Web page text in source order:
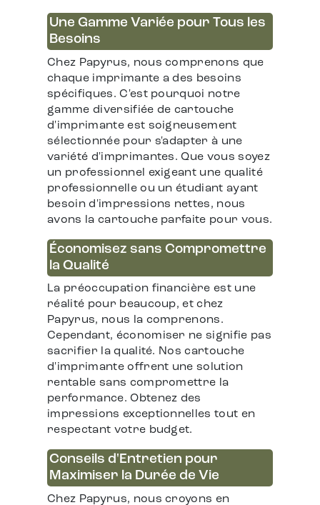
Une Gamme Variée pour Tous les
Besoins
Chez Papyrus, nous comprenons que
chaque imprimante a des besoins
spécifiques. C'est pourquoi notre
gamme diversifiée de cartouche
d'imprimante est soigneusement
sélectionnée pour s'adapter à une
variété d'imprimantes. Que vous soyez
un professionnel exigeant une qualité
professionnelle ou un étudiant ayant
besoin d'impressions nettes, nous
avons la cartouche parfaite pour vous.
Économisez sans Compromettre
la Qualité
La préoccupation financière est une
réalité pour beaucoup, et chez
Papyrus, nous la comprenons.
Cependant, économiser ne signifie pas
sacrifier la qualité. Nos cartouche
d'imprimante offrent une solution
rentable sans compromettre la
performance. Obtenez des
impressions exceptionnelles tout en
respectant votre budget.
Conseils d'Entretien pour
Maximiser la Durée de Vie
Chez Papyrus, nous croyons en